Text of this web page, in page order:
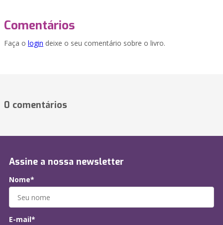
Comentários
Faça o login deixe o seu comentário sobre o livro.
0 comentários
Assine a nossa newsletter
Nome*
E-mail*